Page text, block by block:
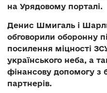
на Урядовому порталі.
Денис Шмигаль і
обговорили оборонну
посилення міцності
українського неба, а
фінансову допомогу з
партнерів.